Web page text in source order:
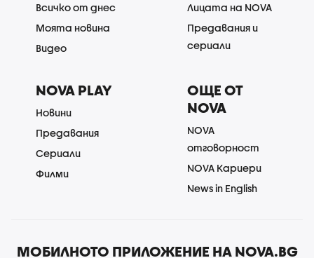
Всичко от днес
Моята новина
Видео
Лицата на NOVA
Предавания и
сериали
NOVA PLAY
Новини
Предавания
Сериали
Филми
ОЩЕ ОТ
NOVA
NOVA
отговорност
NOVA Кариери
News in English
МОБИЛНОТО ПРИЛОЖЕНИЕ НА NOVA.BG